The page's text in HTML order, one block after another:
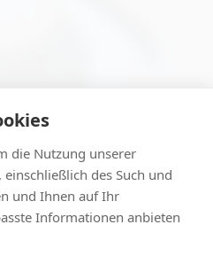
die Nutzung unserer
des Such und
und Ihnen auf Ihr
Informationen anbieten